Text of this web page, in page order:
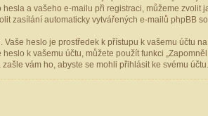
a vašeho e-mailu při registraci, můžeme zvolit
zasílání automaticky vytvářených e-mailů phpBB
heslo je prostředek k přístupu k vašemu účtu
k vašemu účtu, můžete použít funkci
vám ho, abyste se mohli přihlásit ke svému účtu.